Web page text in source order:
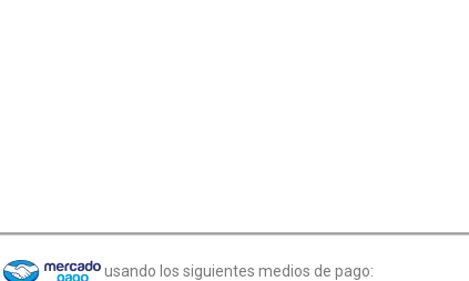
usando los siguientes medios de pago: